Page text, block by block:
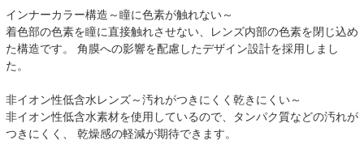
インナーカラー構造～瞳に色素が触れない～
着色部の色素を瞳に直接触れさせない、レンズ内部の色素を閉じ込め
た構造です。 角膜への影響を配慮したデザイン設計を採用しまし
た。
非イオン性低含水レンズ～汚れがつきにくく乾きにくい～
非イオン性低含水素材を使用しているので、タンパク質などの汚れが
つきにくく、 乾燥感の軽減が期待できます。